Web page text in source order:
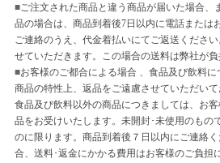
■ご注文された商品と違う商品が届いた場合、
品の場合は、商品到着後7日以内に電話または
ご連絡のうえ、代金着払いにてご返送くださ
せていただきます。この場合の送料は弊社が負
■お客様のご都合による場合 、食品及び飲料に
商品の特性上、返品をご遠慮させていただいて
食品及び飲料以外の商品につきましては、お
品をお受けいたします。未開封･未使用のもの
のに限ります。商品到着後７日以内にご連絡
合、送料･返金にかかる費用はお客様のご負担